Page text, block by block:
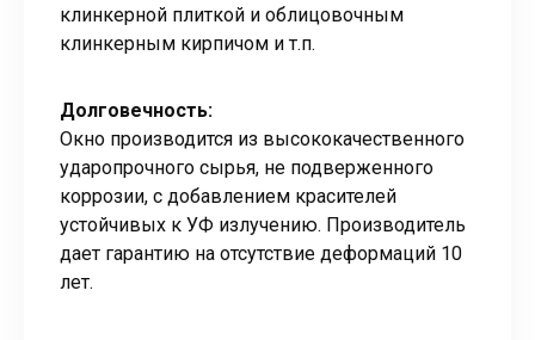
клинкерной плиткой и облицовочным
клинкерным кирпичом и т.п.
Долговечность:
Окно производится из высококачественного
ударопрочного сырья, не подверженного
коррозии, с добавлением красителей
устойчивых к УФ излучению. Производитель
дает гарантию на отсутствие деформаций 10
лет.